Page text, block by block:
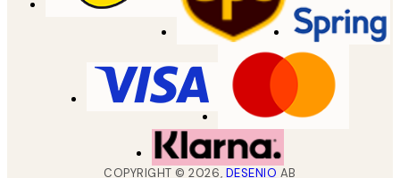
COPYRIGHT ©2026, DESENIO AB